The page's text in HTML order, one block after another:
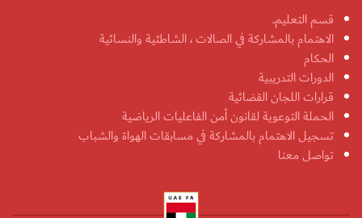
قسم التعليم.
الاهتمام بالمشاركة في الصالات ، الشاطئية والنسائية
الحكام
الدورات التدريبية
قرارات اللجان القضائية
الحملة التوعوية لقانون أمن الفاعليات الرياضية
تسجيل الاهتمام بالمشاركة في مسابقات الهواة والشباب
تواصل معنا